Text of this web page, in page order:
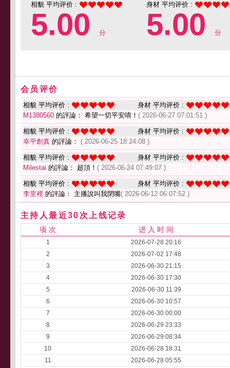
相貌 平均评价 :
5.00 分
身材 平均评价 :
5.00 分
会员评价
相貌 平均评价 :
身材 平均评价 :
M1380560 的評論： 希望一切平安唷！ ( 2026-06-27 07:01:51 )
相貌 平均评价 :
身材 平均评价 :
幸平創真 的評論： ( 2026-06-25 18:24:08 )
相貌 平均评价 :
身材 平均评价 :
Milestai 的評論： 超頂！ ( 2026-06-24 07:49:07 )
相貌 平均评价 :
身材 平均评价 :
李里裡 的評論： 主播說叫我閉嘴( 2026-06-12 06:07:52 )
主持人最近30次上线记录
项 次 进 入 时 间
1
2026-07-28 20:16
2
2026-07-02 17:48
3
2026-06-30 21:15
4
2026-06-30 17:30
5
2026-06-30 11:39
6
2026-06-30 10:57
7
2026-06-30 00:00
8
2026-06-29 23:33
9
2026-06-29 08:34
10
2026-06-28 18:31
11
2026-06-28 05:55